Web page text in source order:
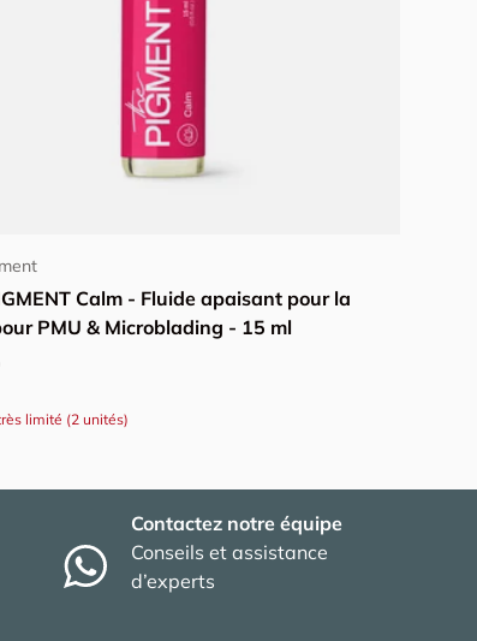
Calm - Fluide apaisant pour la
PMU & Microblading - 15 ml
limité (2 unités)
Contactez notre équipe
Conseils et assistance
d’experts